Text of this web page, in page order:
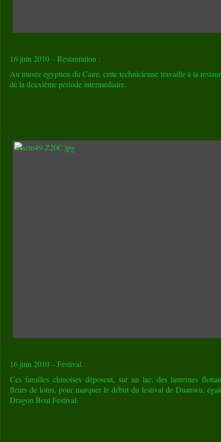
16 juin 2010 – Restauration :
Au musée égyptien du Caire, cette technicienne travaille à la
de la deuxième période intermédiaire.
16 juin 2010 – Festival :
Ces familles chinoises déposent, sur un lac, des lanternes
fleurs de lotus, pour marquer le début du festival de Duanwu,
Dragon Boat Festival.